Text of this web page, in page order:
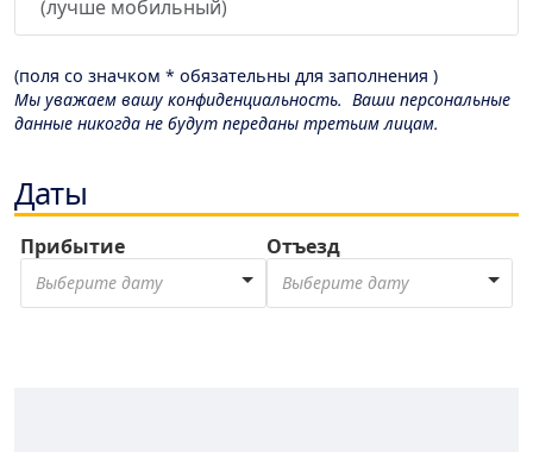
(поля со значком * обязательны для заполнения )
Мы уважаем вашу конфиденциальность. Ваши персональные
данные никогда не будут переданы третьим лицам.
Даты
Прибытие
Выберите дату
Отъезд
Выберите дату